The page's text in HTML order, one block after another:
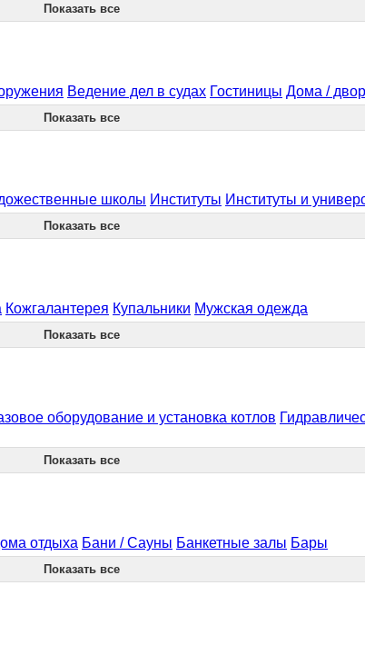
Показать все
Ведение дел в судах Гостиницы Дома /
Показать все
школы Институты Институты и
Показать все
Кожгалантерея Купальники Мужская одежда
Показать все
оборудование и установка котлов
Показать все
отдыха Бани / Сауны Банкетные залы Бары
Показать все